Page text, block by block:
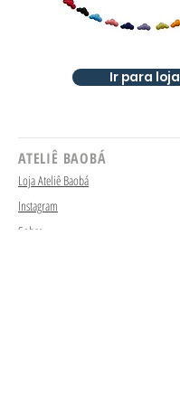
Ir para loja
ATELIÊ BAOBÁ
Loja Ateliê Baobá
Instagram
Sobre